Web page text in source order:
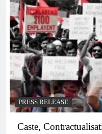
PRESS RELEASE
Caste,